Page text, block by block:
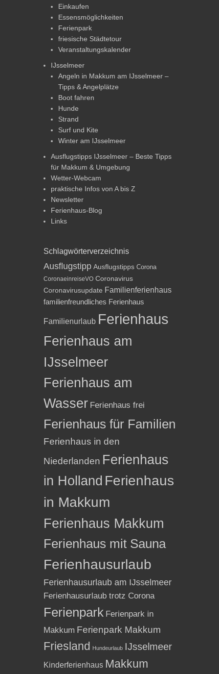
Einkaufen
Essensmöglichkeiten
Ferienpark
friesische Städtetour
Veranstaltungskalender
IJsselmeer
Angeln in Makkum am IJsselmeer –
Tipps & Angelplätze
Boot fahren
Hunde
Strand
Surf und Kite
Winter am IJsselmeer
Ausflugstipps IJsselmeer – Beste Tipps
für Makkum & Umgebung
Wetter-Webcam
praktische Infos von A bis Z
Newsletter
Ferienhaus-Blog
Links
Schlagwörterverzeichnis
Ausflugstipp Ausflugstipps Corona
CoronaeinreiseVO Coronavirus
Coronavirusupdate Familienferienhaus
familienfreundliches Ferienhaus
Familienurlaub Ferienhaus
Ferienhaus am
IJsselmeer
Ferienhaus am
Wasser Ferienhaus frei
Ferienhaus für Familien
Ferienhaus in den
Niederlanden Ferienhaus
in Holland Ferienhaus
in Makkum
Ferienhaus Makkum
Ferienhaus mit Sauna
Ferienhausurlaub
Ferienhausurlaub am IJsselmeer
Ferienhausurlaub trotz Corona
Ferienpark Ferienpark in
Makkum Ferienpark Makkum
Friesland Hundeurlaub IJsselmeer
Kinderferienhaus Makkum